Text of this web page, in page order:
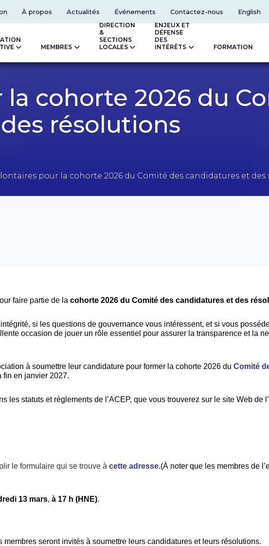
À propos Actualités Événements Contactez-nous English
MEMBRES
DIRECTION
&
SECTIONS
LOCALES
ENJEUX ET
DÉFENSE
DES
INTÉRÊTS
FORMATION
cohorte 2026 du
résolutions
pour la cohorte 2026 du Comité des candidatures et
faire partie de la cohorte 2026 du Comité des candidatures et des
si les questions de gouvernance vous intéressent, et si vous
occasion de jouer un rôle essentiel pour assurer la transparence et la
à soumettre leur candidature pour former la cohorte 2026 du Comité
fin en janvier 2027.
les statuts et règlements de l’ACEP, que vous trouverez sur le site Web de
le formulaire qui se trouve à cette adresse.(À noter que les membres de
13 mars, à 17 h (HNE).
seront invités à soumettre leurs candidatures et leurs résolutions.